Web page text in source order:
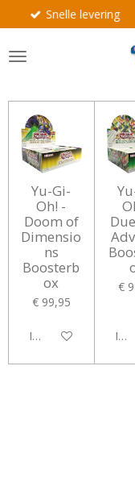
direct
naar
de
Yu-Gi-
Oh! -
Doom of
Dimensio
ns
Boosterb
ox
€ 99,95
In winkelwagen
€
In